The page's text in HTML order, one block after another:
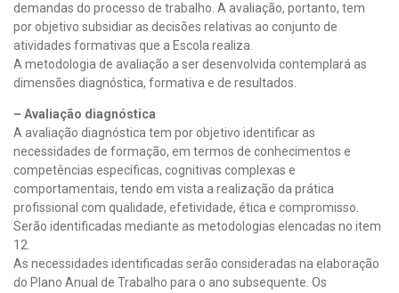
demandas do processo de trabalho. A avaliação, portanto, tem
por objetivo subsidiar as decisões relativas ao conjunto de
atividades formativas que a Escola realiza.
A metodologia de avaliação a ser desenvolvida contemplará as
dimensões diagnóstica, formativa e de resultados.
– Avaliação diagnóstica
A avaliação diagnóstica tem por objetivo identificar as
necessidades de formação, em termos de conhecimentos e
competências específicas, cognitivas complexas e
comportamentais, tendo em vista a realização da prática
profissional com qualidade, efetividade, ética e compromisso.
Serão identificadas mediante as metodologias elencadas no item
12.
As necessidades identificadas serão consideradas na elaboração
do Plano Anual de Trabalho para o ano subsequente. Os